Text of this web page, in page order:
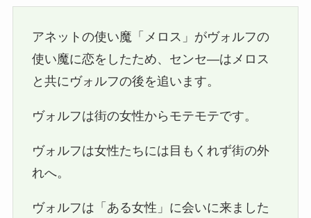
アネットの使い魔「メロス」がヴォルフの
使い魔に恋をしたため、センセ―はメロス
と共にヴォルフの後を追います。
ヴォルフは街の女性からモテモテです。
ヴォルフは女性たちには目もくれず街の外
れへ。
ヴォルフは「ある女性」に会いに来ました